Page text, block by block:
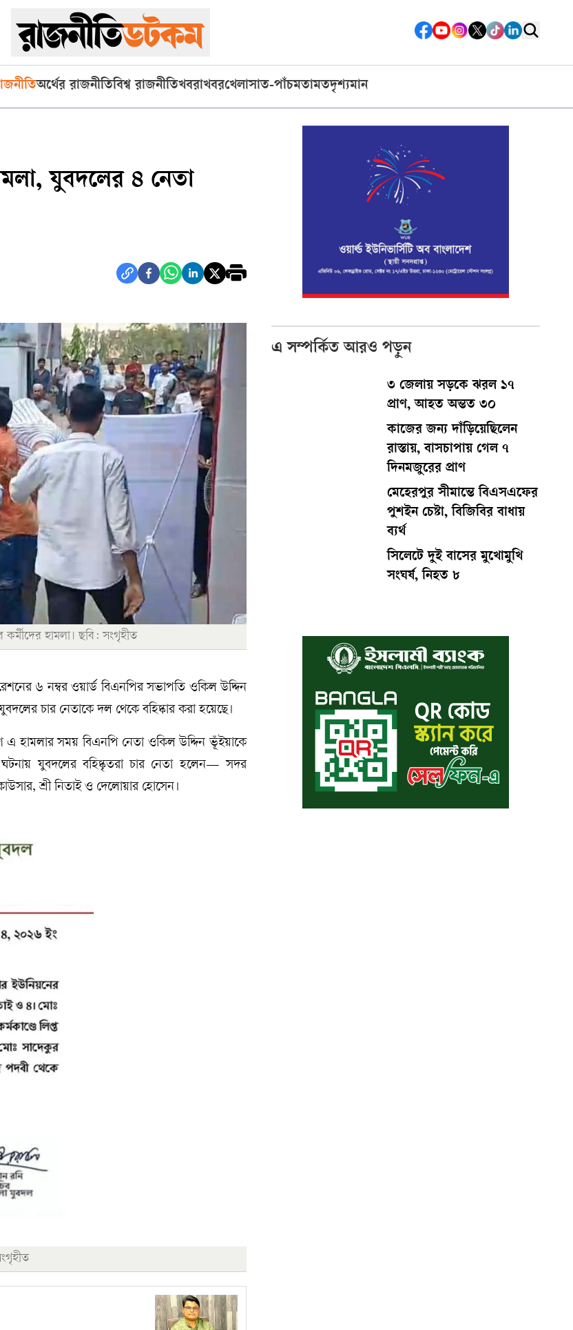
অর্থের রাজনীতিবিশ্ব রাজনীতিখবরাখবরখেলাসাত-পাঁচমতামতদৃশ্যমান
যুবদলের ৪ নেতা
হামলা। ছবি: সংগৃহীত
৬ নম্বর ওয়ার্ড বিএনপির সভাপতি ওকিল উদ্দিন
চার নেতাকে দল থেকে বহিষ্কার করা হয়েছে।
এ হামলার সময় বিএনপি নেতা ওকিল উদ্দিন ভূঁইয়াকে
যুবদলের বহিষ্কৃতরা চার নেতা হলেন— সদর
শ্রী নিতাই ও দেলোয়ার হোসেন।
এ সম্পর্কিত আরও পড়ুন
৩ জেলায় সড়কে ঝরল ১৭
প্রাণ, আহত অন্তত ৩০
কাজের জন্য দাঁড়িয়েছিলেন
রাস্তায়, বাসচাপায় গেল ৭
দিনমজুরের প্রাণ
মেহেরপুর সীমান্তে বিএসএফের
পুশইন চেষ্টা, বিজিবির বাধায়
ব্যর্থ
সিলেটে দুই বাসের মুখোমুখি
সংঘর্ষ, নিহত ৮